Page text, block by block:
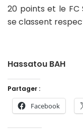
20 points et le FC
se classent
Hassatou BAH
Partager :
Facebook